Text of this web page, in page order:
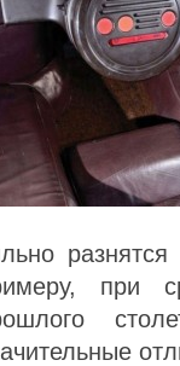
при